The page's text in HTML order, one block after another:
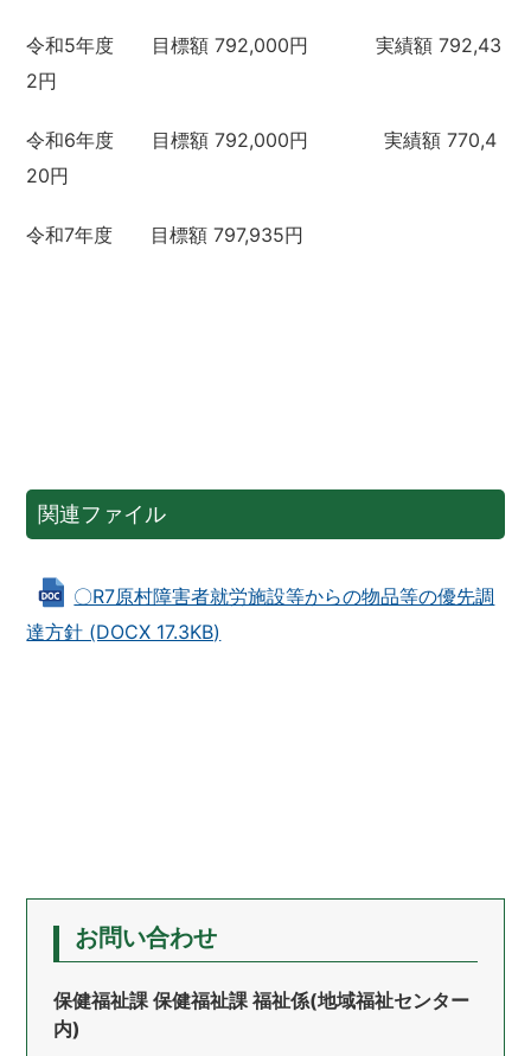
令和5年度 目標額 792,000円 実績額 792,43
2円
令和6年度 目標額 792,000円 実績額 770,4
20円
令和7年度 目標額 797,935円
関連ファイル
〇R7原村障害者就労施設等からの物品等の優先調
達方針 (DOCX 17.3KB)
お問い合わせ
保健福祉課 保健福祉課 福祉係(地域福祉センター
内)